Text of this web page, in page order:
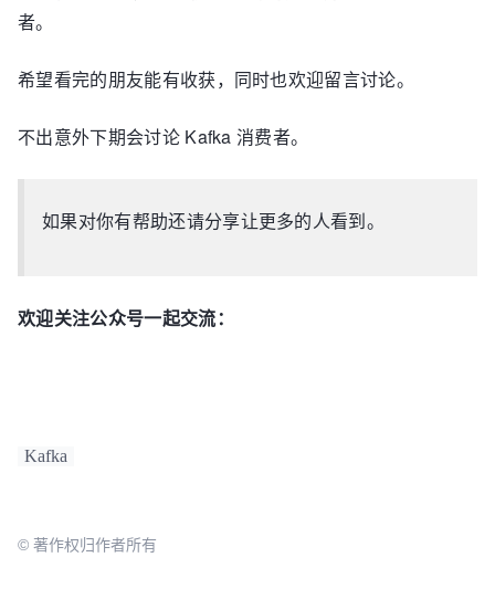
者。
希望看完的朋友能有收获，同时也欢迎留言讨论。
不出意外下期会讨论 Kafka 消费者。
如果对你有帮助还请分享让更多的人看到。
欢迎关注公众号一起交流：
Kafka
© 著作权归作者所有